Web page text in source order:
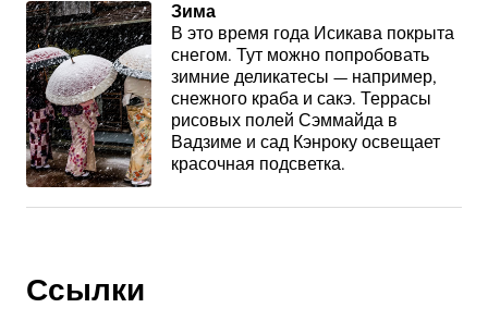
Зима
В это время года Исикава покрыта
снегом. Тут можно попробовать
зимние деликатесы — например,
снежного краба и сакэ. Террасы
рисовых полей Сэммайда в
Вадзиме и сад Кэнроку освещает
красочная подсветка.
Ссылки